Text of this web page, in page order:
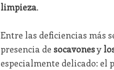
limpieza.
Entre las deficiencias más
presencia de socavonesy
especialmente delicado: el